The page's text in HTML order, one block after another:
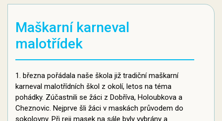
Maškarní karneval
malotřídek
1. března pořádala naše škola již tradiční maškarní
karneval malotřídních škol z okolí, letos na téma
pohádky. Zúčastnili se žáci z Dobříva, Holoubkova a
Cheznovic. Nejprve šli žáci v maskách průvodem do
sokolovny. Při reji masek na sále byly vybrány a